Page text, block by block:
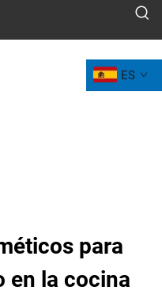
ES
para
en la cocina